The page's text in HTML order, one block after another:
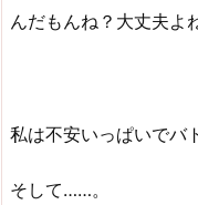
んだもんね？大丈夫よ
私は不安いっぱいでバ
そして……。